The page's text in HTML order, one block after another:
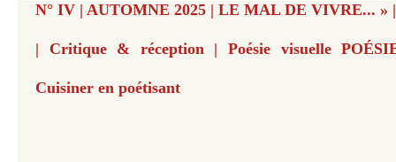
N° IV | AUTOMNE 2025 | LE MAL DE VIVRE... »
| Critique & réception | Poésie visuelle
Cuisiner en poétisant